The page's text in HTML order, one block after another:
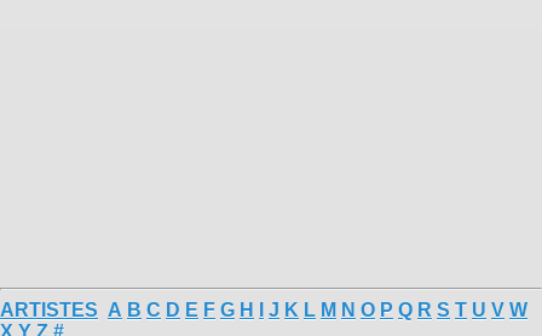
ARTISTES A B C D E F G H J K L M N O P Q R S T U V W